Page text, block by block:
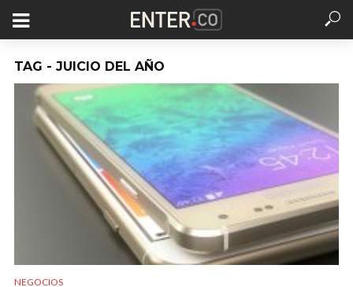
TAG - JUICIO DEL AÑO
NEGOCIOS